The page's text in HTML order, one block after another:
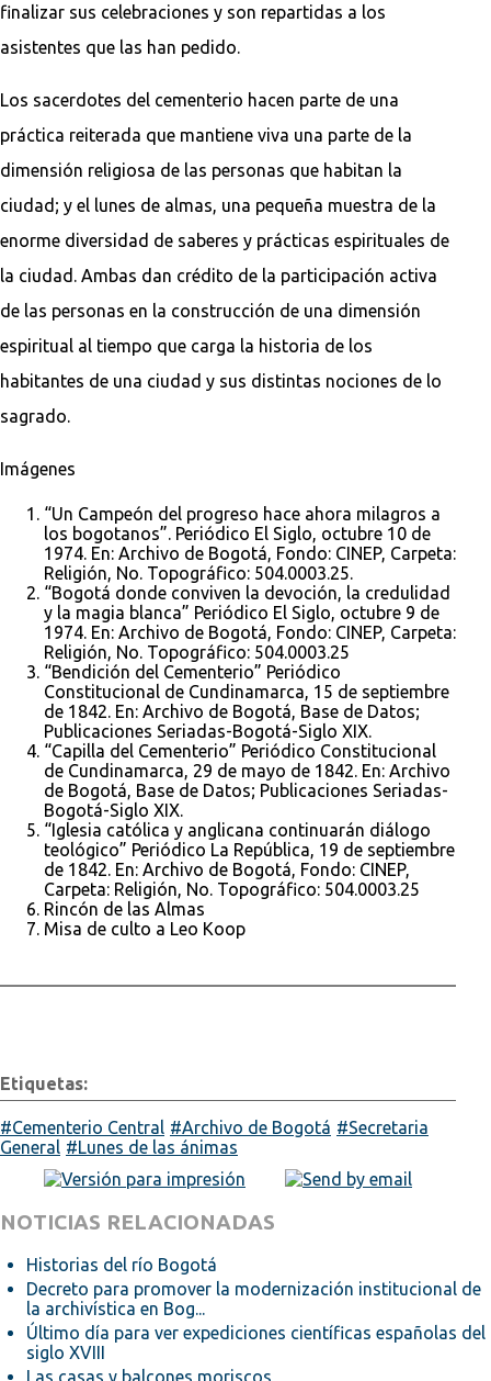
finalizar sus celebraciones y son repartidas a los
asistentes que las han pedido.
Los sacerdotes del cementerio hacen parte de una
práctica reiterada que mantiene viva una parte de la
dimensión religiosa de las personas que habitan la
ciudad; y el lunes de almas, una pequeña muestra de la
enorme diversidad de saberes y prácticas espirituales de
la ciudad. Ambas dan crédito de la participación activa
de las personas en la construcción de una dimensión
espiritual al tiempo que carga la historia de los
habitantes de una ciudad y sus distintas nociones de lo
sagrado.
Imágenes
“Un Campeón del progreso hace ahora milagros a
los bogotanos”. Periódico El Siglo, octubre 10 de
1974. En: Archivo de Bogotá, Fondo: CINEP, Carpeta:
Religión, No. Topográfico: 504.0003.25.
“Bogotá donde conviven la devoción, la credulidad
y la magia blanca” Periódico El Siglo, octubre 9 de
1974. En: Archivo de Bogotá, Fondo: CINEP, Carpeta:
Religión, No. Topográfico: 504.0003.25
“Bendición del Cementerio” Periódico
Constitucional de Cundinamarca, 15 de septiembre
de 1842. En: Archivo de Bogotá, Base de Datos;
Publicaciones Seriadas-Bogotá-Siglo XIX.
“Capilla del Cementerio” Periódico Constitucional
de Cundinamarca, 29 de mayo de 1842. En: Archivo
de Bogotá, Base de Datos; Publicaciones Seriadas-
Bogotá-Siglo XIX.
“Iglesia católica y anglicana continuarán diálogo
teológico” Periódico La República, 19 de septiembre
de 1842. En: Archivo de Bogotá, Fondo: CINEP,
Carpeta: Religión, No. Topográfico: 504.0003.25
Rincón de las Almas
Misa de culto a Leo Koop
Etiquetas:
Cementerio Central Archivo de Bogotá
Secretaria
General
Lunes de las ánimas
NOTICIAS RELACIONADAS
Historias del río Bogotá
Decreto para promover la modernización institucional de
la archivística en Bog...
Último día para ver expediciones científicas españolas del
siglo XVIII
Las casas y balcones moriscos